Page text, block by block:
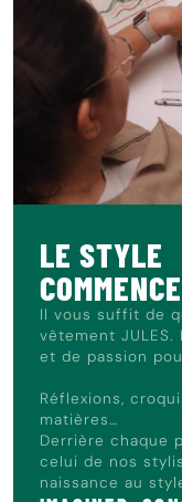
Les coloris
recyclé, le
polyester
et 41% de
Pièces
pantalon de
l'imagine porté
chemise blanche et
Le mannequin
LE STYLE
COMMENCE
Il vous suffit de
vêtement
et de passion
Réflexions,
matières…
Derrière chaque
celui de nos
naissance au